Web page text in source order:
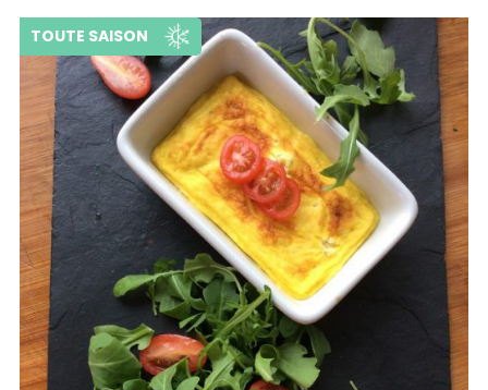
TOUTE SAISON